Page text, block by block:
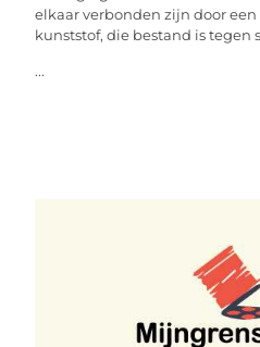
elkaar verbonden zijn door een
kunststof, die bestand is tegen
...